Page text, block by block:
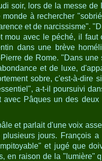
soir, lors de la messe
à rechercher
et de narcissisme".
mou avec le péché, il faut
dans une brève
de Rome. "Dans une
et de luxe,
sobre, c'est-à-dire
a-t-il poursuivi
avec Pâques un des
et parlait d'une voix
jours. François
et jugé que
en raison de la "lumière"